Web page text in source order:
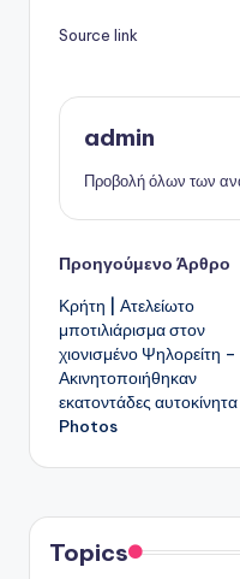
Source link
admin
Προβολή όλων των
Πλοήγηση
Προηγούμενο Άρθρο
Κρήτη | Ατελείωτο
μποτιλιάρισμα στον
χιονισμένο Ψηλορείτη –
Ακινητοποιήθηκαν
εκατοντάδες αυτοκίνητα |
Photos
Topics